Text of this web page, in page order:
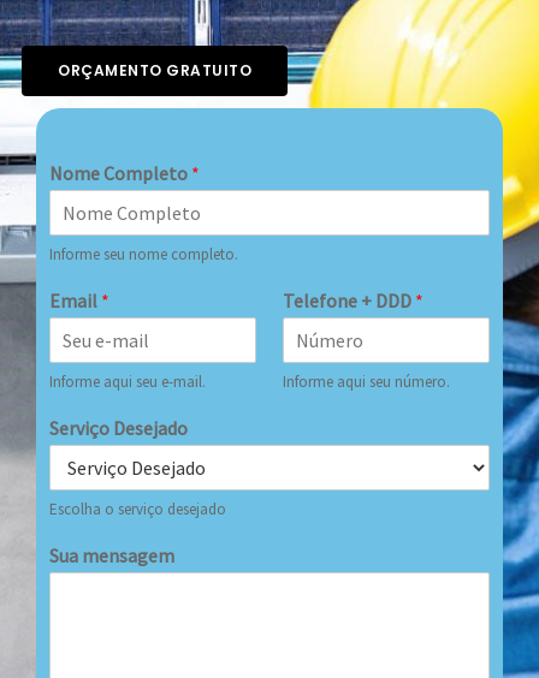
ORÇAMENTO GRATUITO
Nome Completo *
Informe seu nome completo.
Email *
Informe aqui seu e-mail.
Telefone + DDD *
Informe aqui seu número.
Serviço Desejado
Escolha o serviço desejado
Sua mensagem